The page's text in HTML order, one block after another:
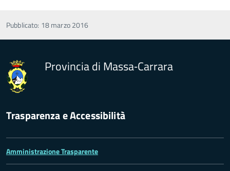
Pubblicato: 18 marzo 2016
Provincia di Massa‑Carrara
Trasparenza e Accessibilità
Amministrazione Trasparente